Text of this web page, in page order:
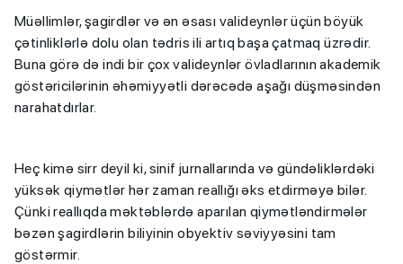
Müəllimlər, şagirdlər və ən əsası valideynlər üçün böyük
çətinliklərlə dolu olan tədris ili artıq başa çatmaq üzrədir.
Buna görə də indi bir çox valideynlər övladlarının akademik
göstəricilərinin əhəmiyyətli dərəcədə aşağı düşməsindən
narahatdırlar.
Heç kimə sirr deyil ki, sinif jurnallarında və gündəliklərdəki
yüksək qiymətlər hər zaman reallığı əks etdirməyə bilər.
Çünki reallıqda məktəblərdə aparılan qiymətləndirmələr
bəzən şagirdlərin biliyinin obyektiv səviyyəsini tam
göstərmir.